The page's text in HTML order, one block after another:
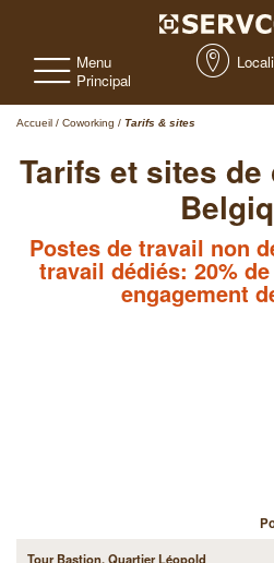
Menu
Principal
Accueil / Coworking / Tarifs & sites
Tarifs et sites
Postes de travail non
travail dédiés: 20%
engagement
Tour Bastion, Quartier Léopold